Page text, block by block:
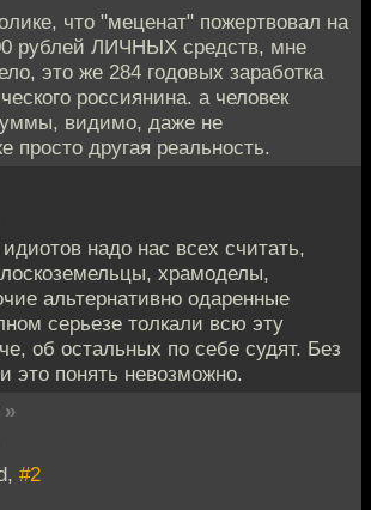
что "меценат" пожертвовал на
рублей ЛИЧНЫХ средств, мне
это же 284 годовых заработка
россиянина. а человек
видимо, даже не
просто другая реальность.
надо нас всех считать,
храмоделы,
альтернативно одаренные
серьезе толкали всю эту
об остальных по себе судят. Без
это понять невозможно.
»
#2